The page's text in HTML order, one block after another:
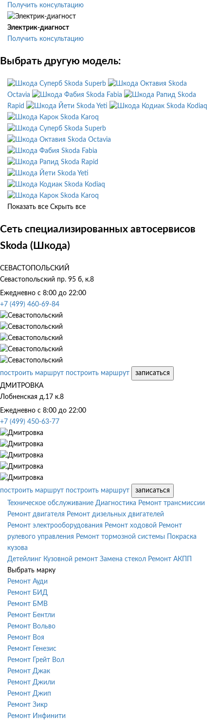
Получить консультацию
Электрик-диагност
Получить консультацию
Выбрать другую модель:
Skoda Superb
Skoda
Octavia
Skoda Fabia
Skoda
Rapid
Skoda Yeti
Skoda Kodiaq
Skoda Karoq
Skoda Superb
Skoda Octavia
Skoda Fabia
Skoda Rapid
Skoda Yeti
Skoda Kodiaq
Skoda Karoq
Показать все Скрыть все
Сеть специализированных автосервисов
Skoda (Шкода)
СЕВАСТОПОЛЬСКИЙ
Севастопольский пр. 95 б, к.8
Ежедневно с 8:00 до 22:00
+7 (499) 460-69-84
построить маршрут построить маршрут
записаться
ДМИТРОВКА
Лобненская д.17 к.8
Ежедневно с 8:00 до 22:00
+7 (499) 450-63-77
построить маршрут построить маршрут
записаться
Техническое обслуживание Диагностика Ремонт трансмиссии
Ремонт двигателя Ремонт дизельных двигателей
Ремонт электрооборудования Ремонт ходовой Ремонт
рулевого управления Ремонт тормозной системы
Покраска
кузова
Детейлинг Кузовной ремонт Замена стекол Ремонт АКПП
Выбрать марку
Ремонт Ауди
Ремонт БИД
Ремонт БМВ
Ремонт Бентли
Ремонт Вольво
Ремонт Воя
Ремонт Генезис
Ремонт Грейт Вол
Ремонт Джак
Ремонт Джили
Ремонт Джип
Ремонт Зикр
Ремонт Инфинити